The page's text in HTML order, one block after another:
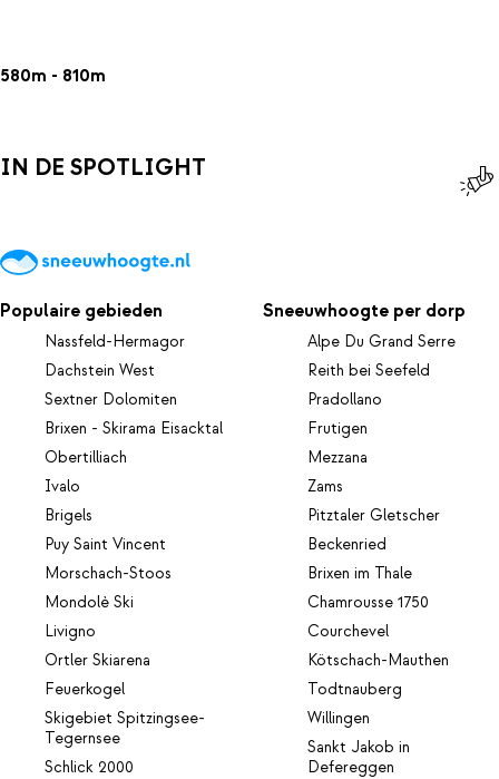
580m - 810m
IN DE SPOTLIGHT
Populaire gebieden
Nassfeld-Hermagor
Dachstein West
Sextner Dolomiten
Brixen - Skirama Eisacktal
Obertilliach
Ivalo
Brigels
Puy Saint Vincent
Morschach-Stoos
Mondolè Ski
Livigno
Ortler Skiarena
Feuerkogel
Skigebiet Spitzingsee-
Tegernsee
Schlick 2000
Sneeuwhoogte per dorp
Alpe Du Grand Serre
Reith bei Seefeld
Pradollano
Frutigen
Mezzana
Zams
Pitztaler Gletscher
Beckenried
Brixen im Thale
Chamrousse 1750
Courchevel
Kötschach-Mauthen
Todtnauberg
Willingen
Sankt Jakob in
Defereggen